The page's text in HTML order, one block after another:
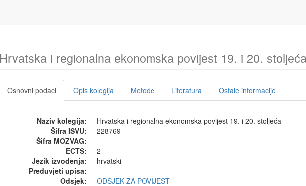
Hrvatska i regionalna ekonomska povijest 19. i 20. stoljeća
Osnovni podaci Opis kolegija Metode Literatura Ostale informacije
Naziv kolegija:
Hrvatska i regionalna ekonomska povijest 19. i 20. stoljeća
Šifra ISVU:
228769
Šifra MOZVAG:
ECTS:
2
Jezik izvođenja:
hrvatski
Preduvjeti upisa:
Odsjek:
ODSJEK ZA POVIJEST